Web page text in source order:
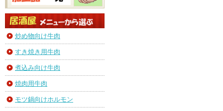
炒め物向け牛肉
すき焼き用牛肉
煮込み向け牛肉
焼肉用牛肉
モツ鍋向けホルモン